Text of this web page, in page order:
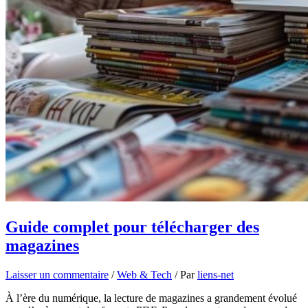
Guide complet pour télécharger des
magazines
Laisser un commentaire /Web & Tech / Parliens-net
À l’ère du numérique, la lecture de magazines a grandement évolué